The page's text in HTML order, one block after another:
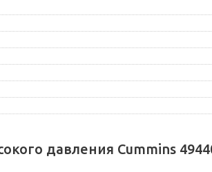
давления Cummins